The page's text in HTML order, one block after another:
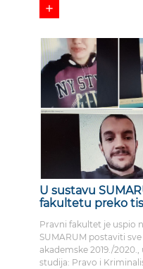
add
U sustavu
fakultetu preko
Pravni fakultet je uspio
SUMARUM postaviti
akademske 2019./
studija: Pravo i